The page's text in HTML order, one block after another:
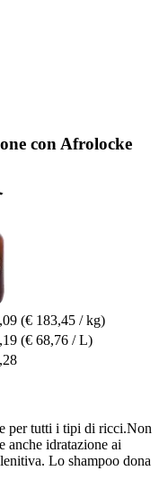
con Afrolocke
(€ 183,45 / kg)
(€ 68,76 / L)
per tutti i tipi di ricci.Non
anche idratazione ai
Lo shampoo dona